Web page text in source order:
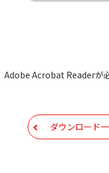
ております。内容に
新情報を参考にしてく
なく変更される場合
売されている機種に
Adobe Acrobat Readerが
ダウンロード